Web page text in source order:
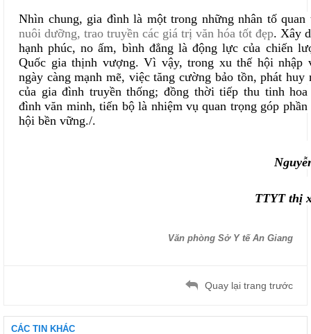
Nhìn chung, gia đình là một trong những nhân tố
nuôi dưỡng, trao truyền các giá trị văn hóa tốt đẹp. Xây
hạnh phúc, no ấm, bình đẳng là động lực của chiến
Quốc gia thịnh vượng. Vì vậy, trong xu thế hội nhập
ngày càng mạnh mẽ, việc tăng cường bảo tồn, phát huy
của gia đình truyền thống; đồng thời tiếp thu tinh hoa
đình văn minh, tiến bộ là nhiệm vụ quan trọng góp
hội bền vững./.
TTYT thị xã
Văn phòng Sở Y tế An Giang
Quay lại trang trước
CÁC TIN KHÁC